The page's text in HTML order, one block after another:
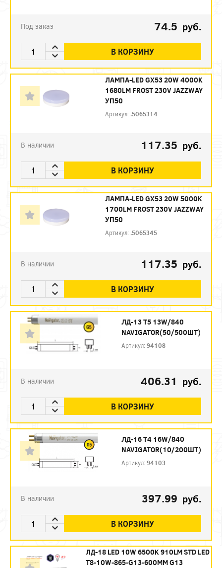
Под заказ 74.5 руб.
В КОРЗИНУ
ЛАМПА-LED GX53 20W 4000K
1680LM FROST 230V JAZZWAY
УП50
Артикул: .5065314
В наличии 117.35 руб.
В КОРЗИНУ
ЛАМПА-LED GX53 20W 5000K
1700LM FROST 230V JAZZWAY
УП50
Артикул: .5065345
В наличии 117.35 руб.
В КОРЗИНУ
ЛД-13 Т5 13W/840
NAVIGATOR(50/500ШТ)
Артикул:94108
В наличии 406.31 руб.
В КОРЗИНУ
ЛД-16 Т4 16W/840
NAVIGATOR(10/200ШТ)
Артикул:94103
В наличии 397.99 руб.
В КОРЗИНУ
ЛД-18 LED 10W 6500K 910LM STD LED
T8-10W-865-G13-600MM G13